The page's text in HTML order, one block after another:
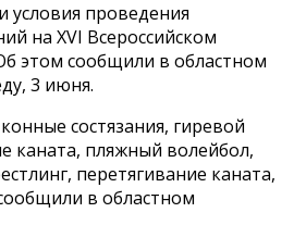
условия проведения
на XVI Всероссийском
этом сообщили в областном
3 июня.
состязания, гиревой
каната, пляжный волейбол,
перетягивание каната,
в областном